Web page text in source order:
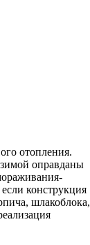
отопления.
оправданы
конструкция
шлакоблока,